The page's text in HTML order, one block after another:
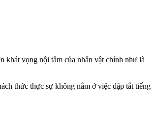
khát vọng nội tâm của nhân vật chính như là
thức thực sự không nằm ở việc dập tắt tiếng